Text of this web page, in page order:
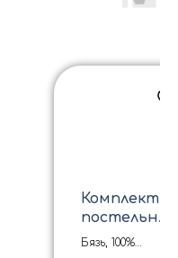
Комплект
постельно
го белья из
Бязь, 100%